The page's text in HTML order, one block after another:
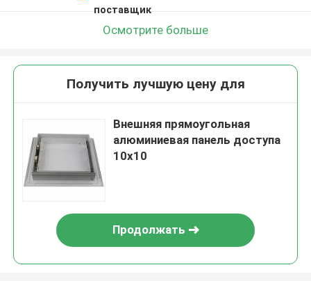
поставщик
Осмотрите больше
Получить лучшую цену для
Внешняя прямоугольная
алюминиевая панель доступа
10x10
Продолжать